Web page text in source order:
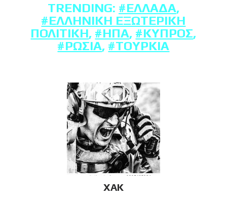
TRENDING: #ΕΛΛΆΔΑ,
#ΕΛΛΗΝΙΚΉ ΕΞΩΤΕΡΙΚΉ
ΠΟΛΙΤΙΚΉ, #ΗΠΑ, #ΚΎΠΡΟΣ,
#ΡΩΣΊΑ, #ΤΟΥΡΚΊΑ
XAK